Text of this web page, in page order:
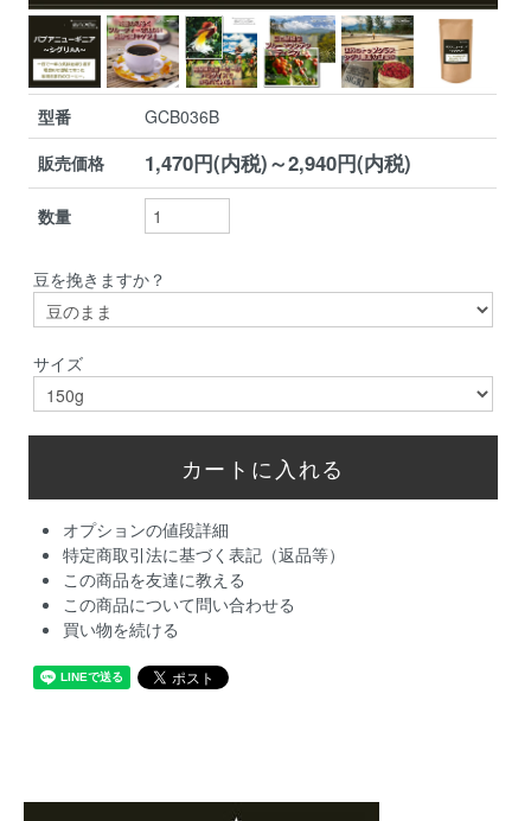
型番
GCB036B
販売価格
1,470円(内税)～2,940円(内税)
数量
豆を挽きますか？
サイズ
オプションの値段詳細
特定商取引法に基づく表記（返品等）
この商品を友達に教える
この商品について問い合わせる
買い物を続ける